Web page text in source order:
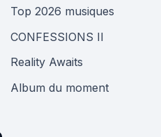
Top 2026 musiques
CONFESSIONS II
Reality Awaits
Album du moment